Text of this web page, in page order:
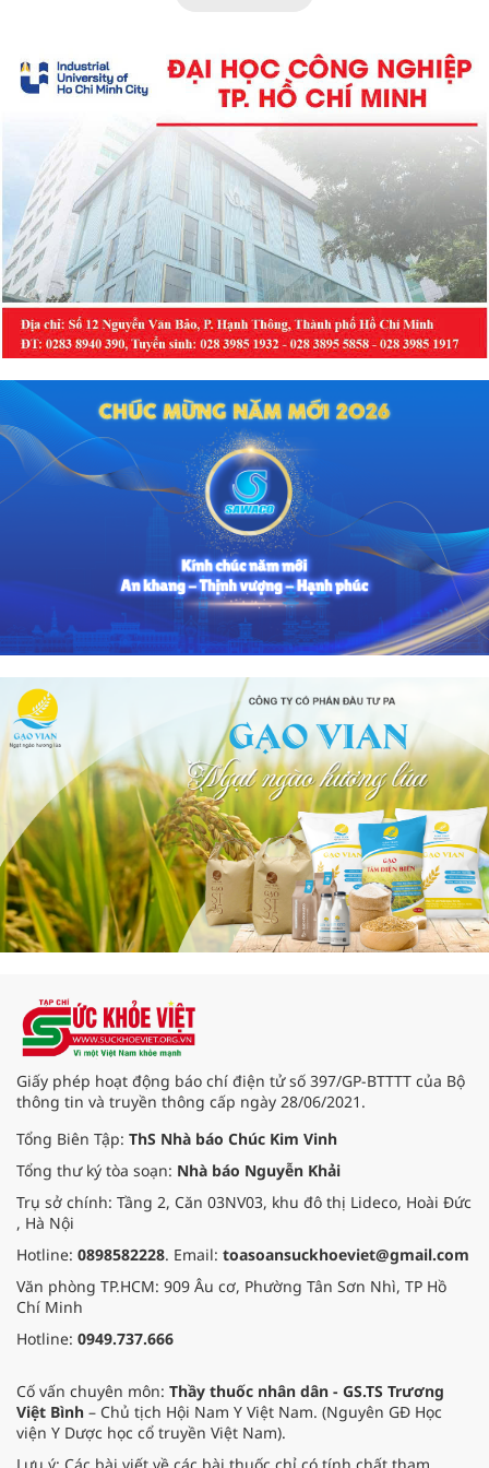
Giấy phép hoạt động báo chí điện tử số 397/GP-BTTTT của Bộ
thông tin và truyền thông cấp ngày 28/06/2021.
Tổng Biên Tập: ThS Nhà báo Chúc Kim Vinh
Tổng thư ký tòa soạn: Nhà báo Nguyễn Khải
Trụ sở chính: Tầng 2, Căn 03NV03, khu đô thị Lideco, Hoài Đức
, Hà Nội
Hotline: 0898582228. Email: toasoansuckhoeviet@gmail.com
Văn phòng TP.HCM: 909 Âu cơ, Phường Tân Sơn Nhì, TP Hồ
Chí Minh
Hotline: 0949.737.666
Cố vấn chuyên môn: Thầy thuốc nhân dân - GS.TS Trương
Việt Bình – Chủ tịch Hội Nam Y Việt Nam. (Nguyên GĐ Học
viện Y Dược học cổ truyền Việt Nam).